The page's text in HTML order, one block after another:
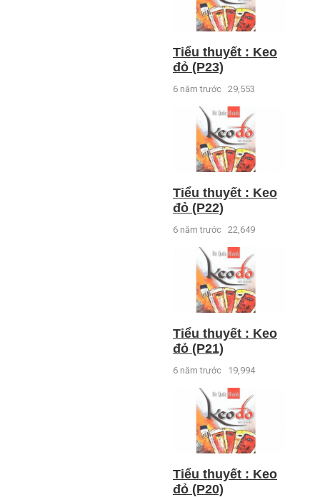
Tiểu thuyết : Keo
đỏ (P23)
6 năm trước 29,553
Tiểu thuyết : Keo
đỏ (P22)
6 năm trước 22,649
Tiểu thuyết : Keo
đỏ (P21)
6 năm trước 19,994
Tiểu thuyết : Keo
đỏ (P20)